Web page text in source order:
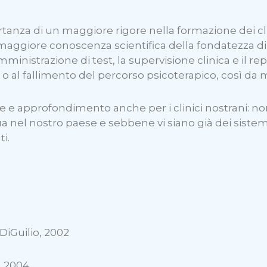
di un maggiore rigore nella formazione dei
conoscenza scientifica della fondatezza
di test, la supervisione clinica e il
al fallimento del percorso psicoterapico, così da
e approfondimento anche per i clinici nostrani:
nel nostro paese e sebbene vi siano già dei
2002